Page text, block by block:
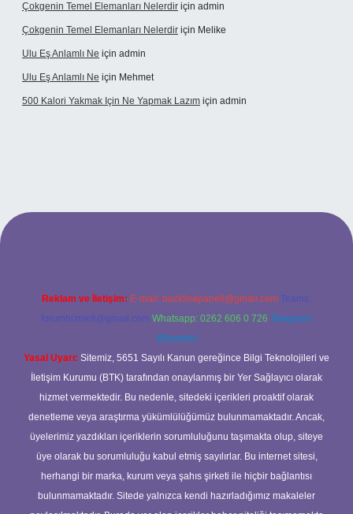
Çokgenin Temel Elemanları Nelerdir için admin
Çokgenin Temel Elemanları Nelerdir için Melike
Ulu Eş Anlamlı Ne için admin
Ulu Eş Anlamlı Ne için Mehmet
500 Kalori Yakmak Için Ne Yapmak Lazım için admin
giriş adresi
Reklam ve İletişim: E-mail: backlinkpaneli@gmail.com Teams:
forumhizmeti@gmail.com Whatsapp: 0262 606 0 726 Telegram:
@karabul
Yasal Uyarı: Sitemiz, 5651 Sayılı Kanun gereğince Bilgi Teknolojileri ve
İletişim Kurumu (BTK) tarafından onaylanmış bir Yer Sağlayıcı olarak
hizmet vermektedir. Bu nedenle, sitedeki içerikleri proaktif olarak
denetleme veya araştırma yükümlülüğümüz bulunmamaktadır. Ancak,
üyelerimiz yazdıkları içeriklerin sorumluluğunu taşımakta olup, siteye
üye olarak bu sorumluluğu kabul etmiş sayılırlar. Bu internet sitesi,
herhangi bir marka, kurum veya şahıs şirketi ile hiçbir bağlantısı
bulunmamaktadır. Sitede yalnızca kendi hazırladığımız makaleler